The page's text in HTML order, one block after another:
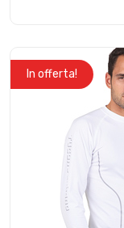
In offerta!